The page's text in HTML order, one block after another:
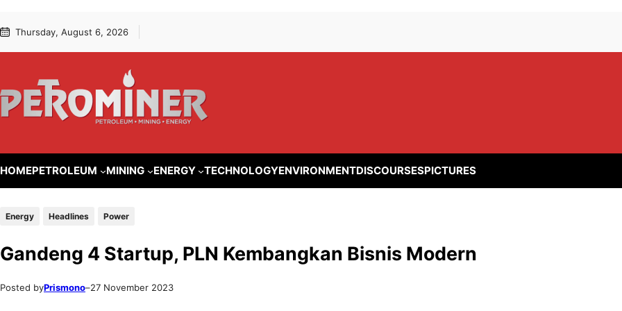
ke
to Thursday, August 6, 2026
HOMEPETROLEUM MINING ENERGY TECHNOLOGYENVIRONMENTDISCOURSESPICTURES
Energy Headlines Power
Gandeng 4 Startup, PLN Kembangkan Bisnis Modern
Posted byPrismono–27 November 2023